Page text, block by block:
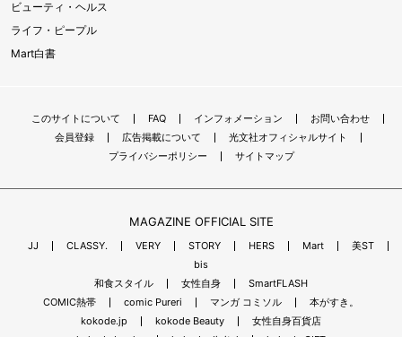
ビューティ・ヘルス
ライフ・ピープル
Mart白書
このサイトについて FAQ インフォメーション
お問い合わせ
会員登録
広告掲載について
光文社オフィシャルサイト
プライバシーポリシー
サイトマップ
MAGAZINE OFFICIAL SITE
JJ CLASSY. VERY STORY HERS Mart
美ST
bis
和食スタイル
女性自身
SmartFLASH
COMIC熱帯
comic Pureri マンガ コミソル
本がすき。
kokode.jp
kokode Beauty
女性自身百貨店